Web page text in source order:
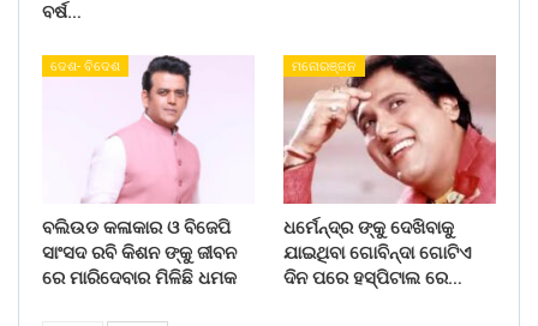
ବର୍ଷ…
ଦେଶ- ବିଦେଶ
ବଲିଉଡ କଳାକାର ଓ ବିଜେପି
ସାଂସଦ ରବି କିଶନ ଙ୍କୁ ଜୀବନ
ରେ ମାରିଦେବାର ମିଳିଛି ଧମକ
ମନୋରଞ୍ଜନ
ଧର୍ମେନ୍ଦ୍ର ଙ୍କୁ ଦେଖିବାକୁ
ଯାଇଥିବା ଗୋବିନ୍ଦା ଗୋଟିଏ
ଦିନ ପରେ ହସ୍ପିଟାଲ ରେ…